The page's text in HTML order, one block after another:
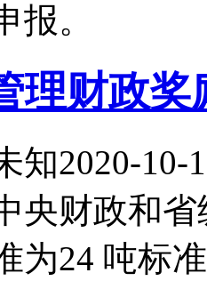
报。
理财政
知2020-10-
央财政和
为24 吨标